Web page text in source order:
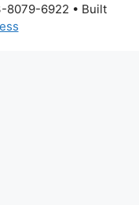
8079-6922 • Built